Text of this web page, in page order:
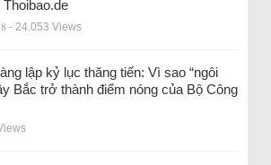
Thoibao.de
- 24.053 Views
lập kỷ lục thăng tiến: Vì sao “ngôi
Bắc trở thành điểm nóng của Bộ Công